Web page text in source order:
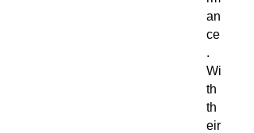
an
ce
.
Wi
th
th
eir